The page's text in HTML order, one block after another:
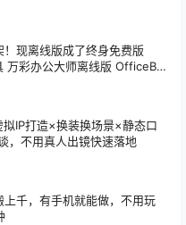
现离线版成了终身免费版
万彩办公大师离线版 OfficeBo
IP打造×换装换场景×静态口
，不用真人出镜快速落地
千，有手机就能做，不用玩